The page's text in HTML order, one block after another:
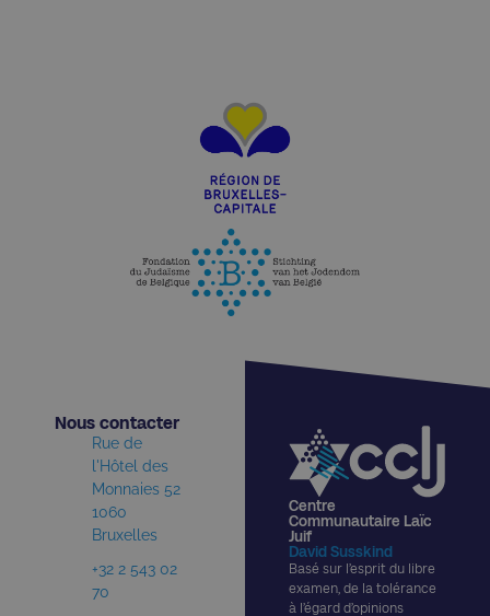
Centre
Communautaire Laïc
Juif
David Susskind
Basé sur l’esprit du libre
examen, de la tolérance
à l’égard d’opinions
Nous contacter​
Rue de
l'Hôtel des
Monnaies 52
1060
Bruxelles
+32 2 543 02
70